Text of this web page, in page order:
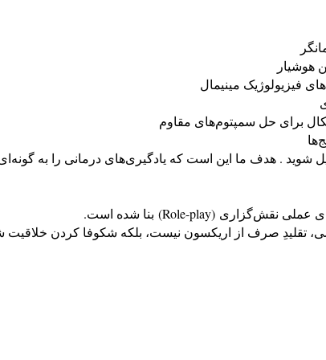
هوشیار
فیزیولوژیک مینیمال
شوید . هدف ما این است که یادگیری‌های درمانی را به گونه‌ای
تقلیدِ صرف از اریکسون نیست، بلکه شکوفا کردن